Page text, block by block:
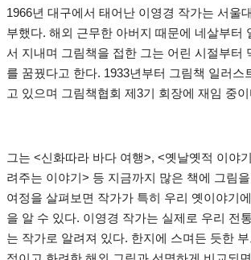
1966년 대구에서 태어난 이영경 작가는 서울
부했다. 해외 근무한 아버지 때문에 네살부터
서 지내며 그림책을 접한 그는 어린 시절부터
를 꿈꿨다고 한다. 1933년부터 그림책 일러스
고 있으며 그림책협회 제3기 회장에 재임 중이
그는 <신화따라 바다 여행>, <옛날옛적 이야
려주는 이야기> 등 지금까지 많은 책에 그림
여정을 살펴보면 작가가 특히 우리 옛이야기
을 알 수 있다. 이영경 작가는 실제로 우리 전
는 작가로 알려져 있다. 한지에 스며든 듯한